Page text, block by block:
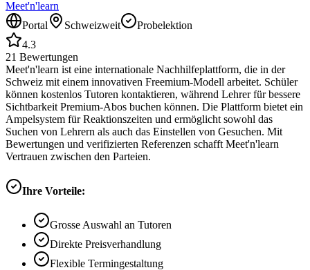
Meet'n'learn
Portal
Schweizweit
Probelektion
4.3
21 Bewertungen
Meet'n'learn ist eine internationale Nachhilfeplattform, die in der
Schweiz mit einem innovativen Freemium-Modell arbeitet. Schüler
können kostenlos Tutoren kontaktieren, während Lehrer für bessere
Sichtbarkeit Premium-Abos buchen können. Die Plattform bietet ein
Ampelsystem für Reaktionszeiten und ermöglicht sowohl das
Suchen von Lehrern als auch das Einstellen von Gesuchen. Mit
Bewertungen und verifizierten Referenzen schafft Meet'n'learn
Vertrauen zwischen den Parteien.
Ihre Vorteile:
Grosse Auswahl an Tutoren
Direkte Preisverhandlung
Flexible Termingestaltung